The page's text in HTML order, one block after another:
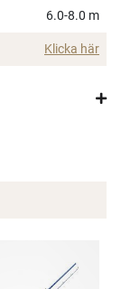
6.0-8.0 m
Klicka här